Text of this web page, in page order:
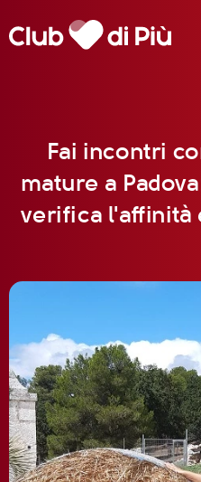
Scopri Club di Più
Le
Annunci Donne
Agenzia matrimoniale
Love Notebook
Il libro Donna di Cuori
Quanto costa Club di Più
Love Academy
Domande Frequenti
Fai incontri
mature a
verifica l'affinità